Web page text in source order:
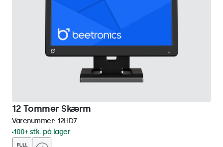
12 Tommer Skærm
Varenummer: 12HD7
100+ stk. på lager